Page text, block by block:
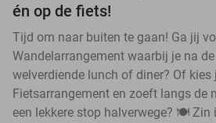
én op de fiets!
Tijd om naar buiten te gaan! Ga jij
Wandelarrangement waarbij je na
welverdiende lunch of diner? Of kies
Fietsarrangement en zoeft langs de
een lekkere stop halverwege? 🍽️ Zin